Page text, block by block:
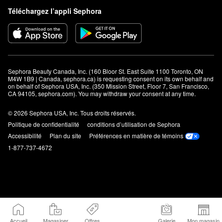
Accueil Magasiner Offres Galerie Mon magasin
Téléchargez l’appli Sephora
Sephora Beauty Canada, Inc. (160 Bloor St. East Suite 1100 Toronto, ON
M4W 1B9 | Canada, sephora.ca) is requesting consent on its own behalf and
on behalf of Sephora USA, Inc. (350 Mission Street, Floor 7, San Francisco,
CA 94105, sephora.com). You may withdraw your consent at any time.
© 2026 Sephora USA, Inc. Tous droits réservés.
Politique de confidentialité
conditions d’utilisation de Sephora
Accessibilité
Plan du site
Préférences en matière de témoins
1-877-737-4672